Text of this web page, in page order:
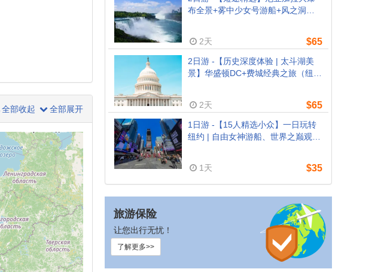
全部收起 全部展开
布全景+雾中少女号游船+风之洞
2天 $65
2日游 -【历史深度体验 | 太斗湖美
景】华盛顿DC+费城经典之旅（纽
2天 $65
1日游 -【15人精选小众】一日玩转
纽约 | 自由女神游船、世界之巅观景
1天 $35
旅游保险
让您出行无忧！
了解更多>>